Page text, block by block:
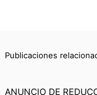
Publicaciones
ANUNCIO DE